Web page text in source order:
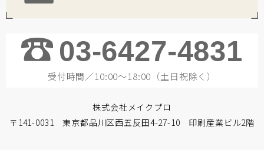
03-6427-4831
受付時間／10:00～18:00（土日祝除く）
株式会社メイクプロ
〒141-0031 東京都品川区西五反田4-27-10 印刷産業ビル2階